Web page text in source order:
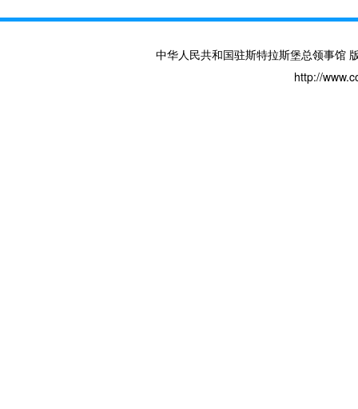
中华人民共和国驻斯特拉斯堡总领事馆
http://